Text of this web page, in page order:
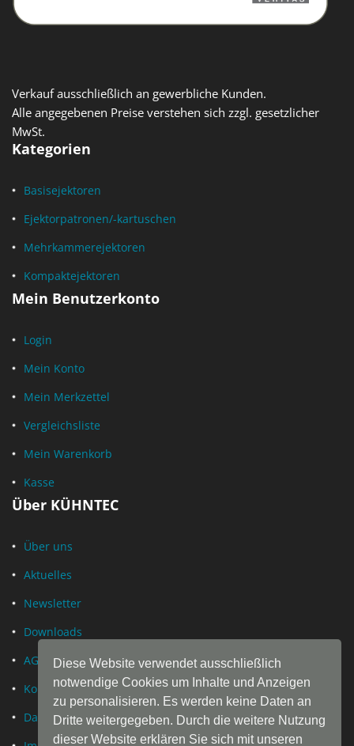
Diese Website verwendet ausschließlich
notwendige Cookies um Inhalte und Anzeigen
zu personalisieren. Es werden keine Daten an
Dritte weitergegeben. Durch die weitere Nutzung
dieser Website erklären Sie sich mit unseren
Verkauf ausschließlich an gewerbliche Kunden.
Alle angegebenen Preise verstehen sich zzgl. gesetzlicher
MwSt.
Kategorien
Basisejektoren
Ejektorpatronen/-kartuschen
Mehrkammerejektoren
Kompaktejektoren
Mein Benutzerkonto
Login
Mein Konto
Mein Merkzettel
Vergleichsliste
Mein Warenkorb
Kasse
Über KÜHNTEC
Über uns
Aktuelles
Newsletter
Downloads
AGB
Kontakt
Datenschutz